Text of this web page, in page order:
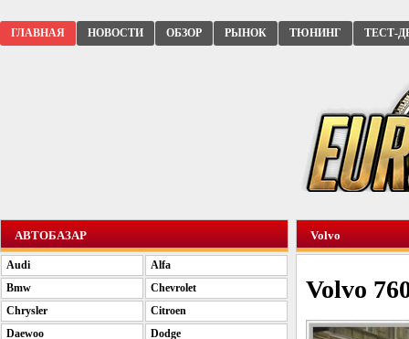
ГЛАВНАЯ НОВОСТИ ОБЗОР РЫНОК ТЮНИНГ ТЕСТ-
Volvo
Volvo
АВТОБАЗАР
Audi
Alfa
Bmw
Chevrolet
Chrysler
Citroen
Daewoo
Dodge